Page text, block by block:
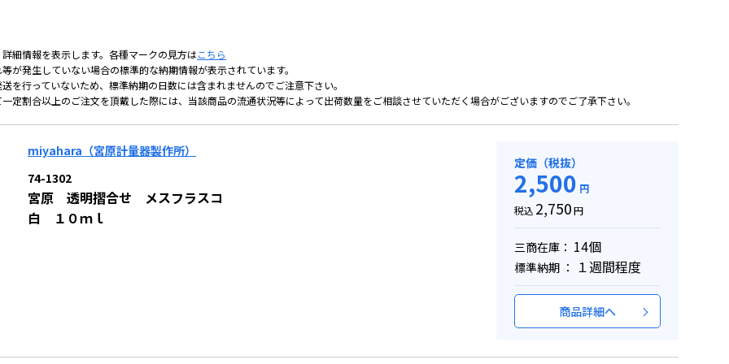
細情報を表示します。各種マークの見方はこちら
が発生していない場合の標準的な納期情報が表示されています。
を行っていないため、標準納期の日数には含まれませんのでご注意下さい。
定割合以上のご注文を頂戴した際には、当該商品の流通状況等によって出荷数量をご相談させていただく場合がございますのでご了承下さい。
miyahara（宮原計量器製作所）
74-1302
宮原 透明摺合せ メスフラスコ
白 １０ｍｌ
定価（税抜）
2,500 円
税込 2,750円
三商在庫： 14個
標準納期 ： １週間程度
商品詳細へ